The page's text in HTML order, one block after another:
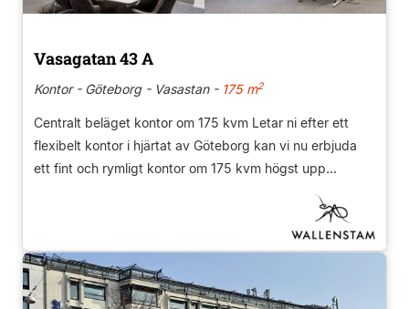
Vasagatan 43 A
Kontor - Göteborg - Vasastan -175 m2
Centralt beläget kontor om 175 kvm Letar ni efter ett
flexibelt kontor i hjärtat av Göteborg kan vi nu erbjuda
ett fint och rymligt kontor om 175 kvm högst upp...